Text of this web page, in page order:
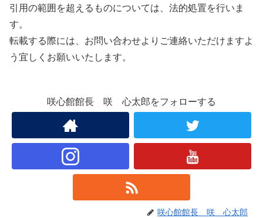
引用の範囲を超えるものについては、法的処置を行いま
す。
転載する際には、お問い合わせよりご連絡いただけますよ
う宜しくお願いいたします。
咲心館館長 咲 心太郎をフォローする
咲心館館長 咲 心太郎